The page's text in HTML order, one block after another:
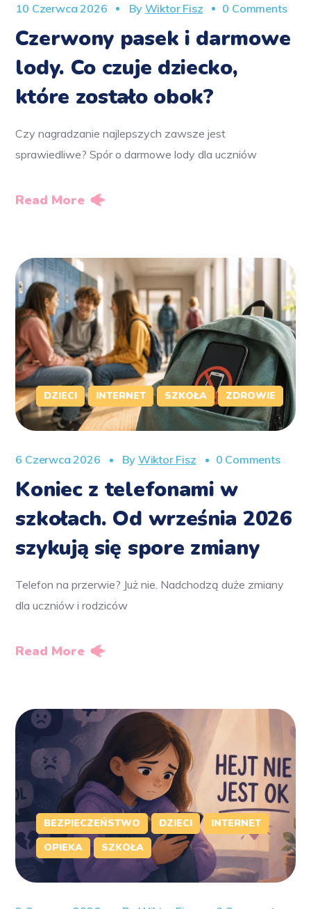
10 Czerwca 2026 By Wiktor Fisz 0 Comments
Czerwony pasek i darmowe
lody. Co czuje dziecko,
które zostało obok?
Czy nagradzanie najlepszych zawsze jest
sprawiedliwe? Spór o darmowe lody dla uczniów
Read More
DZIECI INTERNET SZKOŁA ZDROWIE
6 Czerwca 2026 By Wiktor Fisz 0 Comments
Koniec z telefonami w
szkołach. Od września 2026
szykują się spore zmiany
Telefon na przerwie? Już nie. Nadchodzą duże zmiany
dla uczniów i rodziców
Read More
BEZPIECZEŃSTWO DZIECI
INTERNET
OPIEKA
SZKOŁA